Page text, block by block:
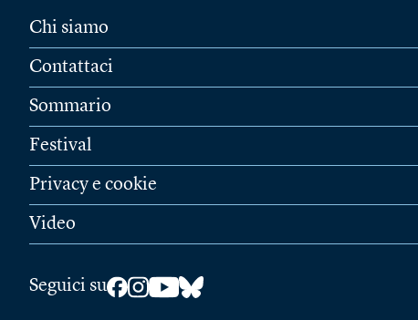
Chi siamo
Contattaci
Sommario
Festival
Privacy e cookie
Video
Seguici su